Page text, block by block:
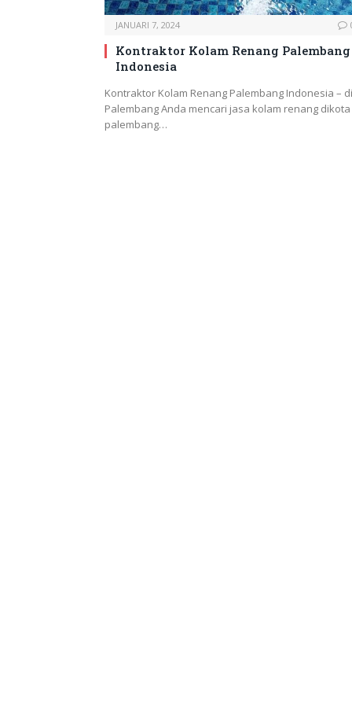
JANUARI 7, 2024
Kontraktor Kolam Renang Palembang
Indonesia
Kontraktor Kolam Renang Palembang Indonesia – di
Palembang Anda mencari jasa kolam renang dikota
palembang…